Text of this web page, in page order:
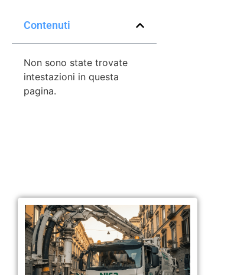
Contenuti
Non sono state trovate
intestazioni in questa
pagina.